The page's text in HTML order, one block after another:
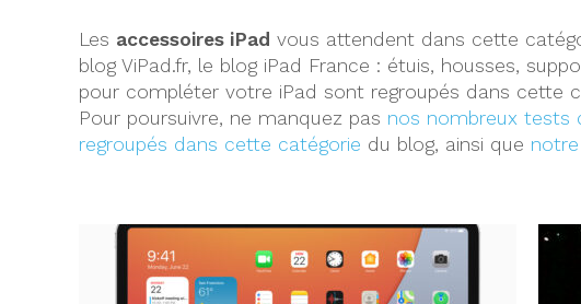
Les accessoires iPad vous attendent dans cette
blog ViPad.fr, le blog iPad France : étuis, housses,
pour compléter votre iPad sont regroupés dans cette
Pour poursuivre, ne manquez pas nos nombreux tests
regroupés dans cette catégorie du blog, ainsi que